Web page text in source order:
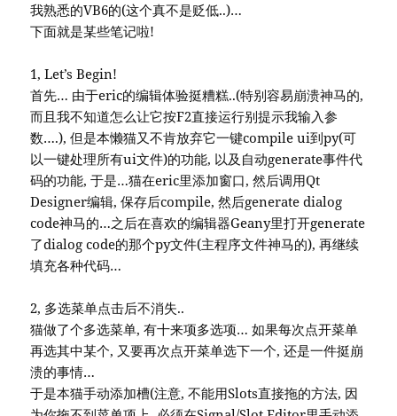
我熟悉的VB6的(这个真不是贬低..)…
下面就是某些笔记啦!
1, Let’s Begin!
首先… 由于eric的编辑体验挺糟糕..(特别容易崩溃神马的,
而且我不知道怎么让它按F2直接运行别提示我输入参
数….), 但是本懒猫又不肯放弃它一键compile ui到py(可
以一键处理所有ui文件)的功能, 以及自动generate事件代
码的功能, 于是…猫在eric里添加窗口, 然后调用Qt
Designer编辑, 保存后compile, 然后generate dialog
code神马的…之后在喜欢的编辑器Geany里打开generate
了dialog code的那个py文件(主程序文件神马的), 再继续
填充各种代码…
2, 多选菜单点击后不消失..
猫做了个多选菜单, 有十来项多选项… 如果每次点开菜单
再选其中某个, 又要再次点开菜单选下一个, 还是一件挺崩
溃的事情…
于是本猫手动添加槽(注意, 不能用Slots直接拖的方法, 因